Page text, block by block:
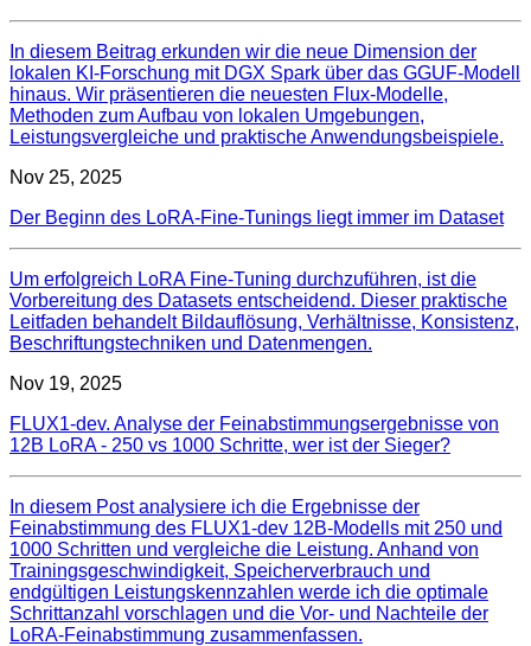
In diesem Beitrag erkunden wir die neue Dimension der
lokalen KI-Forschung mit DGX Spark über das GGUF-Modell
hinaus. Wir präsentieren die neuesten Flux-Modelle,
Methoden zum Aufbau von lokalen Umgebungen,
Leistungsvergleiche und praktische Anwendungsbeispiele.
Nov 25, 2025
Der Beginn des LoRA-Fine-Tunings liegt immer im Dataset
Um erfolgreich LoRA Fine-Tuning durchzuführen, ist die
Vorbereitung des Datasets entscheidend. Dieser praktische
Leitfaden behandelt Bildauflösung, Verhältnisse, Konsistenz,
Beschriftungstechniken und Datenmengen.
Nov 19, 2025
FLUX1-dev. Analyse der Feinabstimmungsergebnisse von
12B LoRA - 250 vs 1000 Schritte, wer ist der Sieger?
In diesem Post analysiere ich die Ergebnisse der
Feinabstimmung des FLUX1-dev 12B-Modells mit 250 und
1000 Schritten und vergleiche die Leistung. Anhand von
Trainingsgeschwindigkeit, Speicherverbrauch und
endgültigen Leistungskennzahlen werde ich die optimale
Schrittanzahl vorschlagen und die Vor- und Nachteile der
LoRA-Feinabstimmung zusammenfassen.